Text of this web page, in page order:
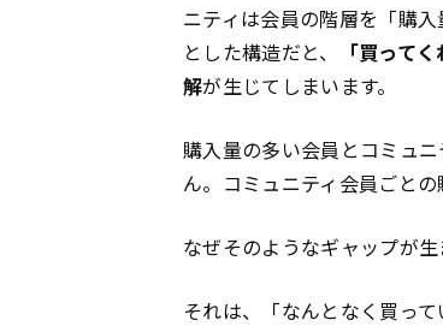
ニティは会員の階層を「購
とした構造だと、
「買って
解が生じてしまいます。
購入量の多い会員とコミュ
ん。コミュニティ会員ごと
なぜそのようなギャップが生
それは、「なんとなく買っ